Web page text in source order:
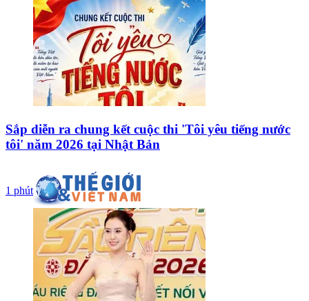
Sắp diễn ra chung kết cuộc thi 'Tôi yêu tiếng nước
tôi' năm 2026 tại Nhật Bản
1 phút